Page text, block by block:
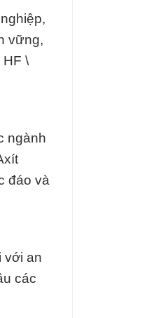
vững,
HF \
ngành
đáo và
với an
các